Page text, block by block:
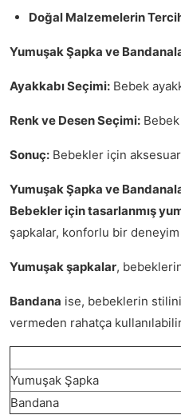
Doğal Malzemelerin
Yumuşak Şapka ve
Ayakkabı Seçimi: Bebek
Renk ve Desen Seçimi:
Sonuç: Bebekler için
Yumuşak Şapka ve
Bebekler için tasarlanmış
şapkalar, konforlu bir deneyim
Yumuşak şapkalar,
Bandana ise, bebeklerin
vermeden rahatça
Yumuşak Şapka
Bandana